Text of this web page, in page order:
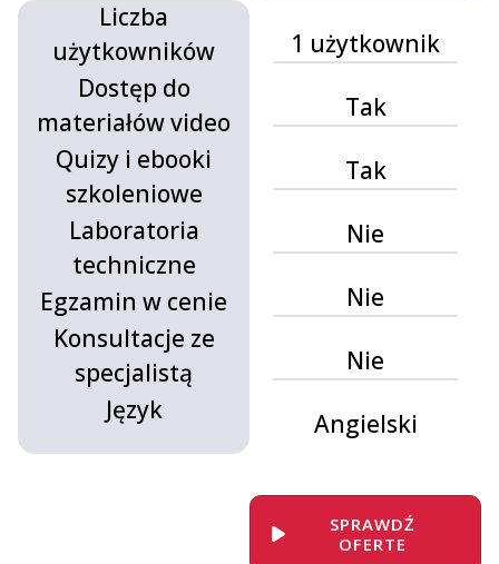
Liczba
użytkowników
Dostęp do
materiałów video
Quizy i ebooki
szkoleniowe
Laboratoria
techniczne
Egzamin w cenie
Konsultacje ze
specjalistą
Język
1 użytkownik
Tak
Tak
Nie
Nie
Nie
Angielski
SPRAWDŹ
OFERTE